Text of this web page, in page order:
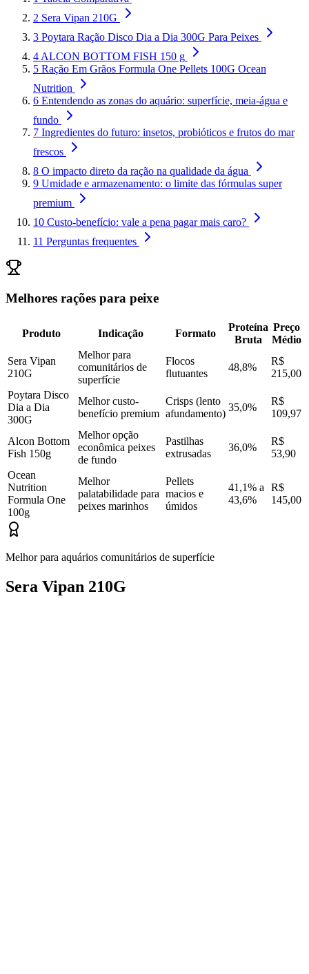
2 Sera Vipan 210G
3 Poytara Ração Disco Dia a Dia 300G Para Peixes
4 ALCON BOTTOM FISH 150 g
5 Ração Em Grãos Formula One Pellets 100G Ocean
Nutrition
6 Entendendo as zonas do aquário: superfície, meia-água e
fundo
7 Ingredientes do futuro: insetos, probióticos e frutos do mar
frescos
8 O impacto direto da ração na qualidade da água
9 Umidade e armazenamento: o limite das fórmulas super
premium
10 Custo-benefício: vale a pena pagar mais caro?
11 Perguntas frequentes
Melhores rações para peixe
Produto Indicação Formato
Proteína
Bruta
Preço
Médio
Sera Vipan
210G
Melhor para
comunitários de
superfície
Flocos
flutuantes
48,8%
R$
215,00
Poytara Disco
Dia a Dia
300G
Melhor custo-
benefício premium
Crisps (lento
afundamento)
35,0%
R$
109,97
Alcon Bottom
Fish 150g
Melhor opção
econômica peixes
de fundo
Pastilhas
extrusadas
36,0%
R$
53,90
Ocean
Nutrition
Formula One
100g
Melhor
palatabilidade para
peixes marinhos
Pellets
macios e
úmidos
41,1% a
43,6%
R$
145,00
Melhor para aquários comunitários de superfície
Sera Vipan 210G